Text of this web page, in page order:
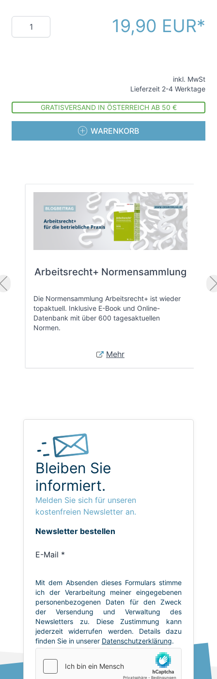
Menge 19,90 EUR
inkl. MwSt
Lieferzeit 2-4 Werktage
GRATISVERSAND IN ÖSTERREICH AB 50 €
WARENKORB
Arbeitsrecht+ Normensammlung
Die Normensammlung Arbeitsrecht+ ist wieder
topaktuell. Inklusive E-Book und Online-
Datenbank mit über 600 tagesaktuellen
Normen.
Mehr
Bleiben Sie
informiert.
Melden Sie sich für unseren
kostenfreien Newsletter an.